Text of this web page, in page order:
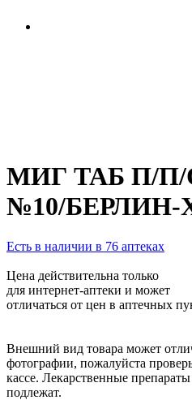
МИГ ТАБ П/П/
№10/
Есть в наличии в 76 аптеках
Цена действительна только
для интернет-аптеки и может
отличаться от цен в аптечных
Внешний вид товара может
фотографии, пожалуйста
кассе. Лекарственные
подлежат.